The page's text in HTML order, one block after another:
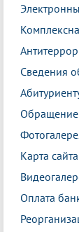
Антитеррор
Сведения
Карта сайта
Оплата